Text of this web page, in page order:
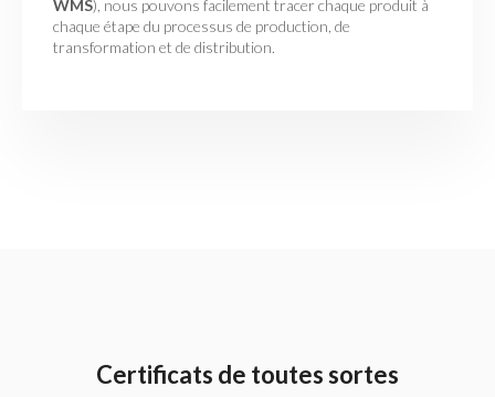
WMS), nous pouvons facilement tracer chaque produit à
chaque étape du processus de production, de
transformation et de distribution.
Certificats de toutes sortes